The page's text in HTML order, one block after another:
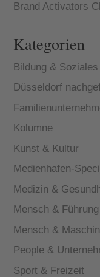
Brand Activators
Kategorien
Bildung & Soziales
Düsseldorf
Kolumne
Kunst & Kultur
Medienhafen-
Medizin &
Mensch & Führung
Mensch &
People &
Sport & Freizeit